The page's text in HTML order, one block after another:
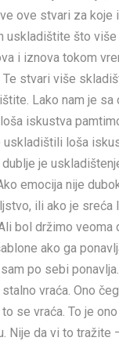
ove stvari za koje
uskladištite što više
i iznova tokom
stvari više
Lako nam je sa
iskustva
loša
je
emocija nije
ili ako je sreća
bol držimo veoma
ako ga
po sebi
vraća. Ono
se vraća. To je
Nije da vi to tražite